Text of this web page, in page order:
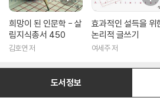
희망이 된 인문학 - 살
림지식총서 450
김호연 저
효과적인 설득을 위
논리적 글쓰기
여세주 저
도서정보